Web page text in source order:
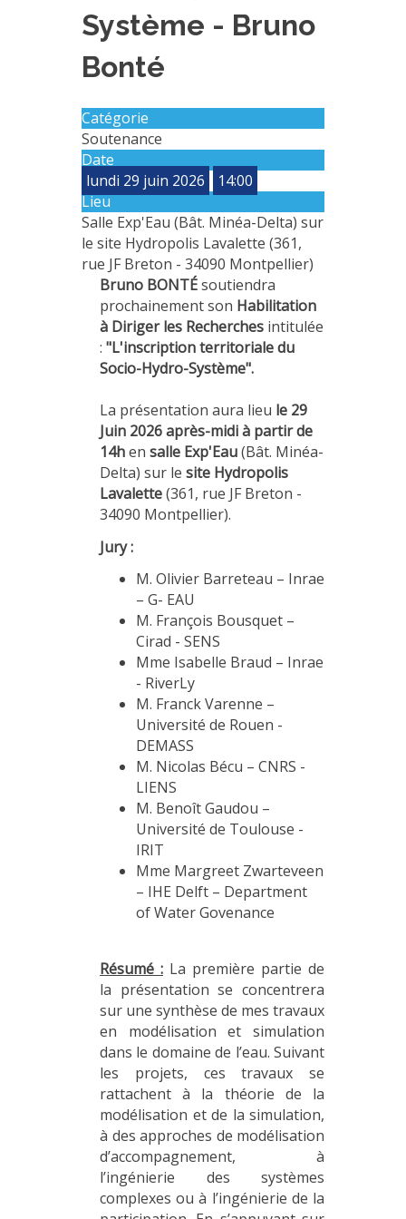
PLATEFORMES EXPÉRIMENTALES
PROJETS EN COURS
PROJETS TERMINÉS
NOS RÉSEAUX SCIENTIFIQUES ET TECHNIQUES
SÉMINAIRES RÉGULIERS
FORMATION
MASTER
INGÉNIEUR
FORMATION CONTINUE
FORMATION DOCTORALE
THÈSES EN COURS
PRODUCTION
MÉTHODES ET OUTILS
PUBLICATIONS SUR HAL
WORKING PAPERS
NOTES THÉMATIQUES
NOS TRAVAUX EN VIDÉO
Système - Bruno
Bonté
Catégorie
Soutenance
Date
lundi 29 juin 2026
14:00
Lieu
Salle Exp'Eau (Bât. Minéa-Delta) sur
le site Hydropolis Lavalette (361,
rue JF Breton - 34090 Montpellier)
Bruno BONTÉsoutiendra
prochainement son Habilitation
à Diriger les Recherches intitulée
: "L'inscription territoriale du
Socio-Hydro-Système".
La présentation aura lieu le 29
Juin 2026 après-midi à partir de
14hen salle Exp'Eau(Bât. Minéa-
Delta) sur le site Hydropolis
Lavalette(361, rue JF Breton -
34090 Montpellier).
Jury :
M. Olivier Barreteau – Inrae
– G- EAU
M. François Bousquet –
Cirad - SENS
Mme Isabelle Braud – Inrae
- RiverLy
M. Franck Varenne –
Université de Rouen -
DEMASS
M. Nicolas Bécu – CNRS -
LIENS
M. Benoît Gaudou –
Université de Toulouse -
IRIT
Mme Margreet Zwarteveen
– IHE Delft – Department
of Water Govenance
Résumé : La première partie de
la présentation se concentrera
sur une synthèse de mes travaux
en modélisation et simulation
dans le domaine de l’eau. Suivant
les projets, ces travaux se
rattachent à la théorie de la
modélisation et de la simulation,
à des approches de modélisation
d’accompagnement, à
l’ingénierie des systèmes
complexes ou à l’ingénierie de la